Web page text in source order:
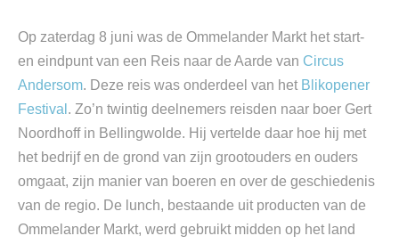
Op zaterdag 8 juni was de Ommelander Markt het start-
en eindpunt van een Reis naar de Aarde van Circus
Andersom. Deze reis was onderdeel van het Blikopener
Festival . Zo’n twintig deelnemers reisden naar boer Gert
Noordhoff in Bellingwolde. Hij vertelde daar hoe hij met
het bedrijf en de grond van zijn grootouders en ouders
omgaat, zijn manier van boeren en over de geschiedenis
van de regio. De lunch, bestaande uit producten van de
Ommelander Markt, werd gebruikt midden op het land